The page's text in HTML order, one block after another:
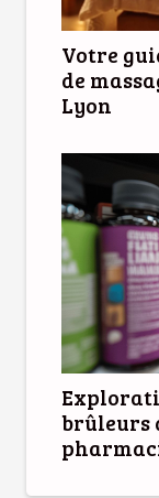
Votre
de
Lyon
brûleurs